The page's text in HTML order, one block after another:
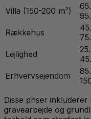
Villa (150-200 m²)
Rækkehus
Lejlighed
Erhvervsejendom
Disse priser inkluderer
gravearbejde og